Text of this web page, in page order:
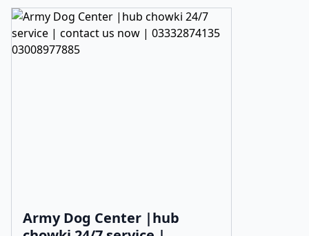
Army Dog Center |hub